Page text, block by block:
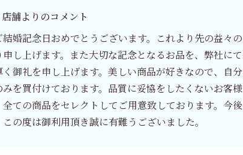
店舗よりのコメント
婚記念日おめでとうございます。これより先の益々
申し上げます。また大切な記念となるお品を、弊社に
く御礼を申し上げます。美しい商品が好きなので、自
みを買付けております。品質に妥協をしたくないお客
全ての商品をセレクトしてご用意致しております。今
の度は御利用頂き誠に有難うございました。